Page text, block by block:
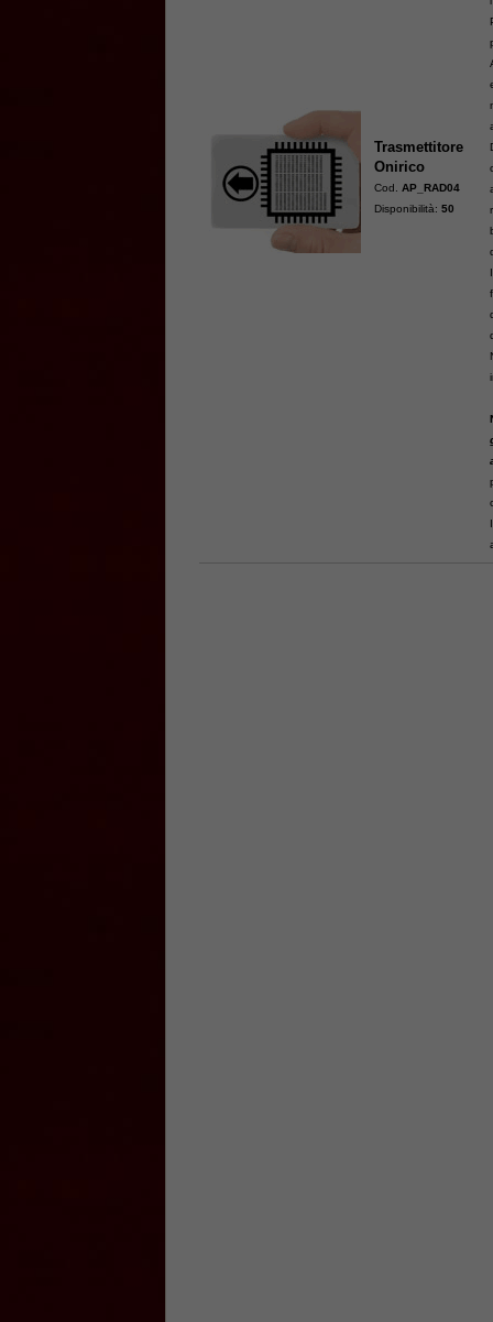
Trasmettitore
Onirico
Cod.AP_RAD04
Disponibilità:50